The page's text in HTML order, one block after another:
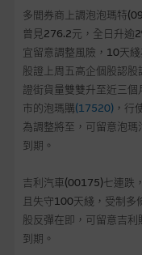
會員專區
關於我們
多間券商上調泡泡瑪特
曾見276.2元，全日升逾
宜留意調整風險，10天
股證上周五高企個股認
證街貨量雙雙升至近三
市的泡瑪購(17520)，行
為調整將至，可留意泡瑪
到期。
吉利汽車(00175)七連跌
且失守100天綫，受制多
股反彈在即，可留意吉利
到期。